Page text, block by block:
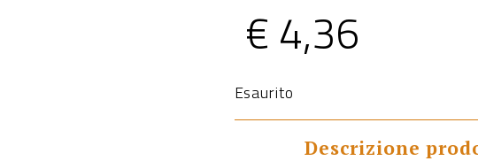
€ 4,36
Esaurito
Descrizione